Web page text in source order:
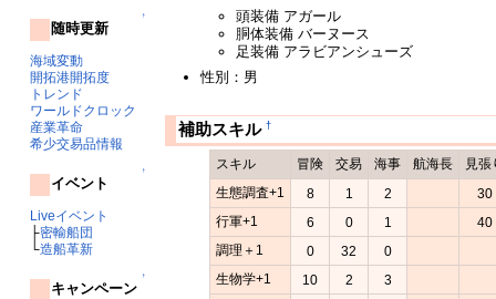
↑
随時更新
海域変動
開拓港開拓度
トレンド
ワールドクロック
産業革命
希少交易品情報
↑
イベント
Liveイベント
├密輸船団
└造船革新
↑
キャンペーン
頭装備 アガール
胴体装備 バーヌース
足装備 アラビアンシューズ
性別：男
補助スキル †
スキル 冒険 交易 海事 航海長
見張
生態調査+1
8 1 2
30
行軍+1
6 0 1
40
調理＋1
0 32
0
生物学+1
10 2
3